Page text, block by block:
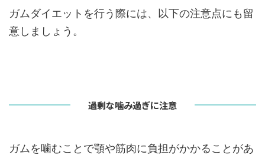
ガムダイエットを行う際には、以下の注意点にも留
意しましょう。
過剰な噛み過ぎに注意
ガムを噛むことで顎や筋肉に負担がかかることがあ